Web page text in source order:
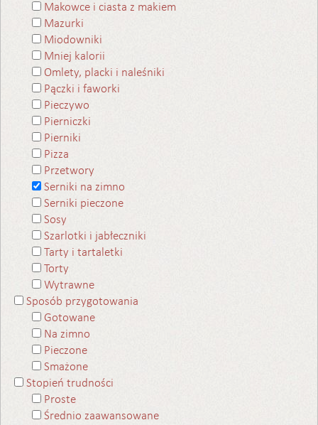
Makowce i ciasta z makiem
Mazurki
Miodowniki
Mniej kalorii
Omlety, placki i naleśniki
Pączki i faworki
Pieczywo
Pierniczki
Pierniki
Pizza
Przetwory
Serniki na zimno
Serniki pieczone
Sosy
Szarlotki i jabłeczniki
Tarty i tartaletki
Torty
Wytrawne
Sposób przygotowania
Gotowane
Na zimno
Pieczone
Smażone
Stopień trudności
Proste
Średnio zaawansowane